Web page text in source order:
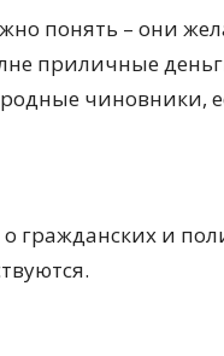
понять – они
приличные
чиновники,
гражданских и